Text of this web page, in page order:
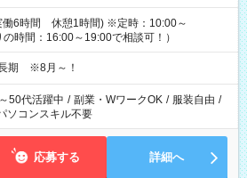
働6時間 休憩1時間) ※定時：10:00～
時間：16:00～19:00で相談可！）
長期 ※8月～！
50代活躍中 / 副業・WワークOK / 服装自由 /
ソコンスキル不要
応募する 詳細へ